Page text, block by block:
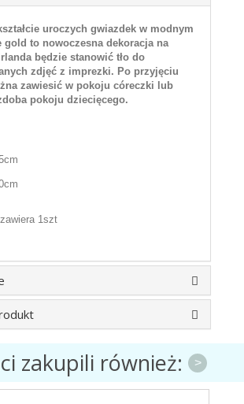
uroczych gwiazdek w modnym
gold to nowoczesna dekoracja na
będzie stanowić tło do
zdjęć z imprezki. Po przyjęciu
zawiesić w pokoju córeczki lub
pokoju dziecięcego.
1szt
zakupili również: >